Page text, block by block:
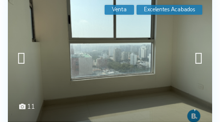
11
Venta Excelentes Acabados